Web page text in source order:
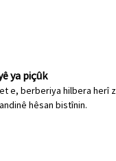
ya piçûk
e, berberiya hilbera herî
hêsan bistînin.